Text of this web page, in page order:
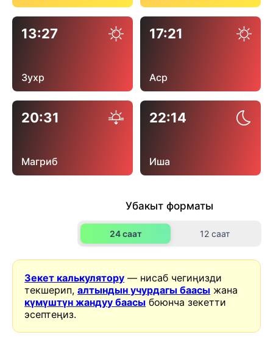
13:27
Зухр
17:21
Аср
20:31
Магриб
22:14
Иша
Убакыт форматы
24 саат 12 саат
Зекет калькулятору — нисаб чегиңизди
текшерип,алтындын учурдагы баасы жана
күмүштүн жандуу баасы боюнча зекетти
эсептеңиз.